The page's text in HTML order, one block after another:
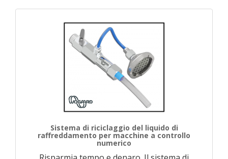
Sistema di riciclaggio del liquido di
raffreddamento per macchine a controllo
numerico